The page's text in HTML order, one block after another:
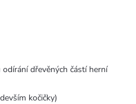
dřevěných částí herní
kočičky)